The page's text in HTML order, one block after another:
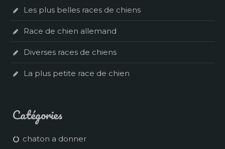
Les plus belles races de chiens
Race de chien allemand
Diverses races de chiens
La plus petite race de chien
Catégories
chaton a donner